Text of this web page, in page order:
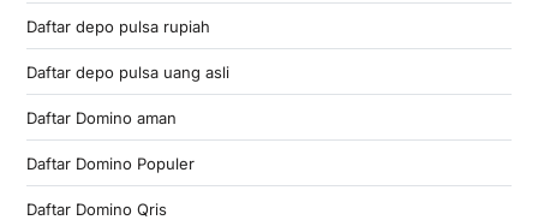
Daftar depo pulsa rupiah
Daftar depo pulsa uang asli
Daftar Domino aman
Daftar Domino Populer
Daftar Domino Qris